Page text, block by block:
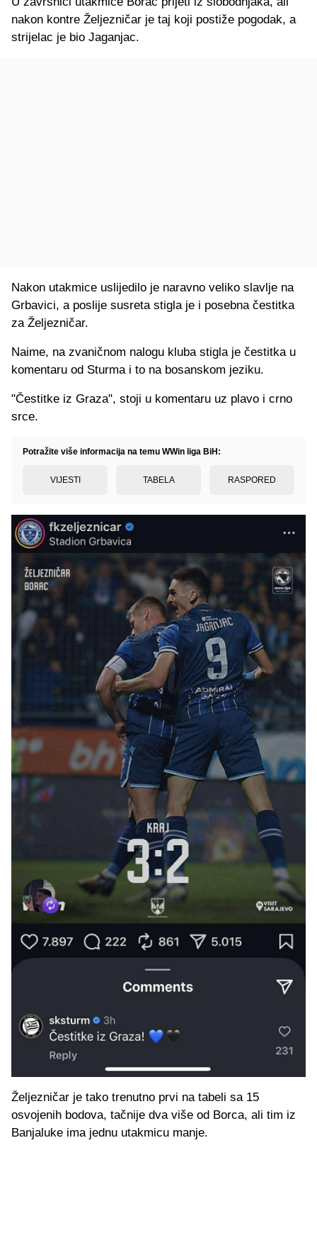
nakon kontre Željezničar je taj koji postiže pogodak, a
strijelac je bio Jaganjac.
Nakon utakmice uslijedilo je naravno veliko slavlje na
Grbavici, a poslije susreta stigla je i posebna čestitka
za Željezničar.
Naime, na zvaničnom nalogu kluba stigla je čestitka u
komentaru od Sturma i to na bosanskom jeziku.
"Čestitke iz Graza", stoji u komentaru uz plavo i crno
srce.
Potražite više informacija na temu WWin liga BiH:
VIJESTI TABELA RASPORED
Željezničar je tako trenutno prvi na tabeli sa 15
osvojenih bodova, tačnije dva više od Borca, ali tim iz
Banjaluke ima jednu utakmicu manje.